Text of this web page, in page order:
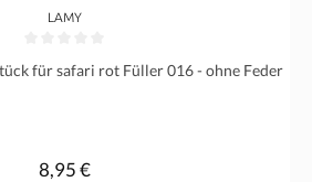
LAMY
für safari rot Füller 016 - ohne Feder
Regulärer Preis:
8,95 €